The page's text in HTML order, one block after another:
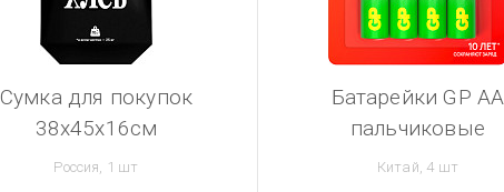
Сумка для покупок
38х45х16см
Россия, 1 шт
Батарейки GP АА
пальчиковые
Китай, 4 шт